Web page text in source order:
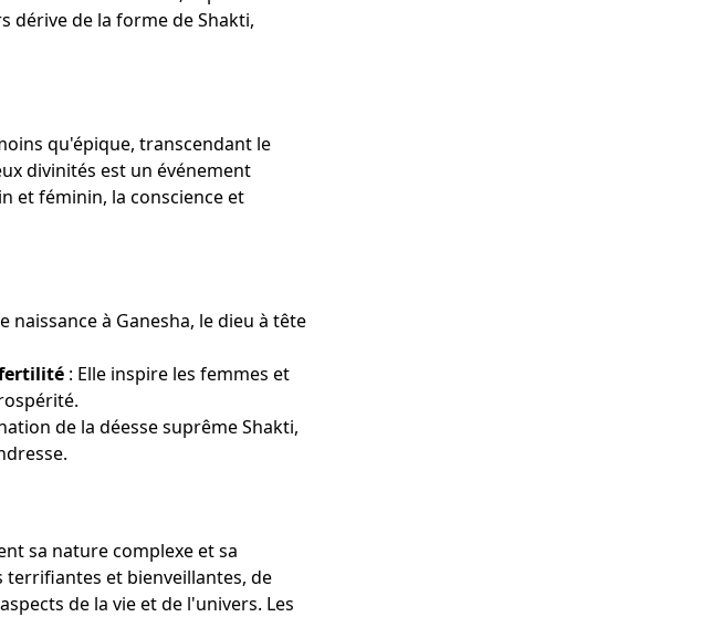
dérive de la forme de Shakti,
qu'épique, transcendant le
divinités est un événement
et féminin, la conscience et
naissance à Ganesha, le dieu à tête
fertilité : Elle inspire les femmes et
de la déesse suprême Shakti,
sa nature complexe et sa
terrifiantes et bienveillantes, de
de la vie et de l'univers. Les